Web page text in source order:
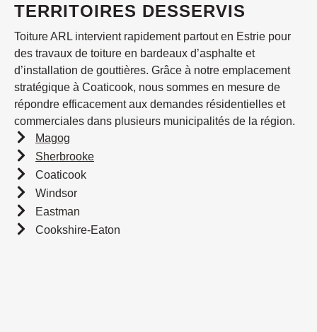
TERRITOIRES DESSERVIS
Toiture ARL intervient rapidement partout en Estrie pour
des travaux de toiture en bardeaux d’asphalte et
d’installation de gouttières. Grâce à notre emplacement
stratégique à Coaticook, nous sommes en mesure de
répondre efficacement aux demandes résidentielles et
commerciales dans plusieurs municipalités de la région.
Magog
Sherbrooke
Coaticook
Windsor
Eastman
Cookshire-Eaton